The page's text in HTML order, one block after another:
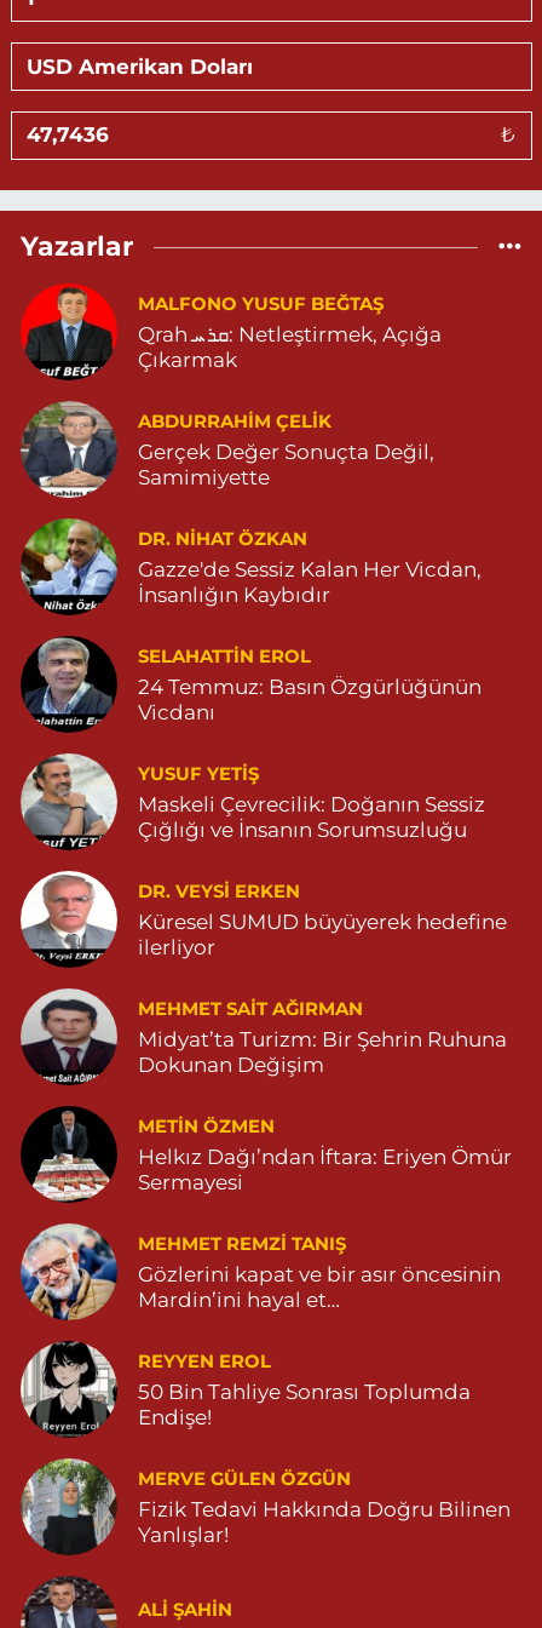
MARDİN DEVLET HASTANESİ KARŞISI PRESTİJ İŞ MERKEZİ
ARTUKLU MARDİN 04822122576
0 (482) 212 25 76 Yol Tarifi Al
PARKI YANI ZERGAN AİLE HEKİMLİĞİ KARŞISI 04823121313
0 (482) 312 13 13
Tema Eczanesi
ATATÜRK MAHALLESİ NUSAYBİN CADDE NO:1 E NUSAYBİN CD.
ÖZEL İPEKYOLU HASTANESİ YANI 04823122920
0 (482) 312 29 20 Yol Tarifi Al
Menal Eczanesi
SELAHADDİN EYYUBİ MAHALLE LOZAN CADDE NO:7 B
04824151501
0 (482) 415 15 01 Yol Tarifi Al
Demhat Eczanesi
POYRAZ MAHALLE MARDİN-DİYARBAKIR CADDE NO:94B
04825112785
0 (482) 511 27 85
Ömerli Eczanesi
YENİ MAHALLE HASTANE CADDESİ 3086 SOKAK NO:7 2
04825413333
0 (482) 541 33 33 Yol Tarifi Al
Büşra Eczanesi
SAĞLIK OCAĞI YANI 04823812379
0 (482) 381 23 79 Yol Tarifi Al
Yavuz Eczanesi
MARDİN CADDE NO:20A 04825712234
0 (482) 571 22 34 Yol Tarifi Al
₺
Yazarlar
MALFONO YUSUF BEĞTAŞ
Qrah ܩܪܚ: Netleştirmek, Açığa
Çıkarmak
ABDURRAHIM ÇELİK
Gerçek Değer Sonuçta Değil,
Samimiyette
DR. NIHAT ÖZKAN
Gazze'de Sessiz Kalan Her Vicdan,
İnsanlığın Kaybıdır
SELAHATTIN EROL
24 Temmuz: Basın Özgürlüğünün
Vicdanı
YUSUF YETİŞ
Maskeli Çevrecilik: Doğanın Sessiz
Çığlığı ve İnsanın Sorumsuzluğu
DR. VEYSI ERKEN
Küresel SUMUD büyüyerek hedefine
ilerliyor
MEHMET SAIT AĞIRMAN
Midyat’ta Turizm: Bir Şehrin Ruhuna
Dokunan Değişim
METIN ÖZMEN
Helkız Dağı’ndan İftara: Eriyen Ömür
Sermayesi
MEHMET REMZI TANIŞ
Gözlerini kapat ve bir asır öncesinin
Mardin’ini hayal et…
REYYEN EROL
50 Bin Tahliye Sonrası Toplumda
Endişe!
MERVE GÜLEN ÖZGÜN
Fizik Tedavi Hakkında Doğru Bilinen
Yanlışlar!
ALI ŞAHİN